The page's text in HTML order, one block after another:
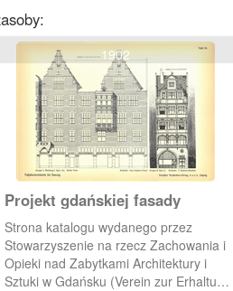
1902
Projekt gdańskiej fasady
Strona katalogu wydanego przez
Stowarzyszenie na rzecz Zachowania i
Opieki nad Zabytkami Architektury i
Sztuki w Gdańsku (Verein zur Erhaltung